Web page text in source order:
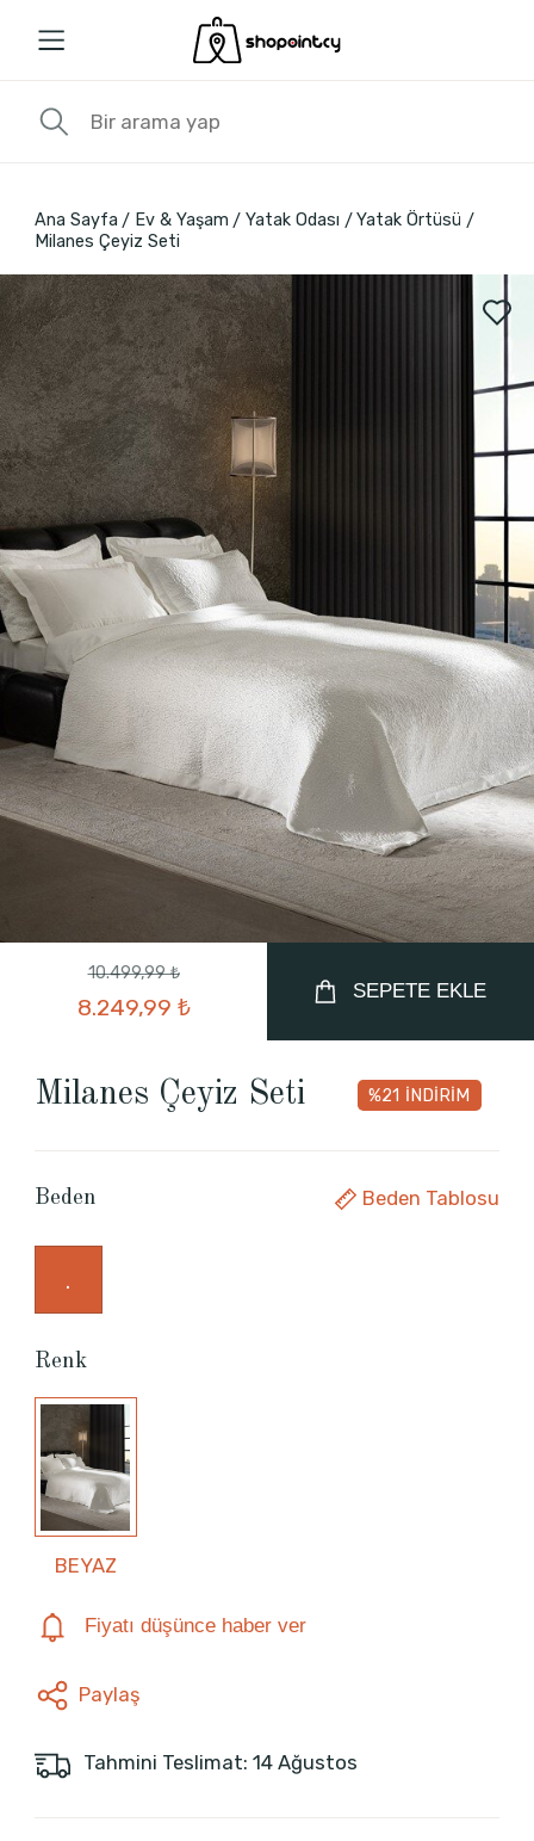
Ana Sayfa Ev & Yaşam Yatak Odası
Yatak Örtüsü
Milanes Çeyiz Seti
10.499,99 ₺
8.249,99 ₺
SEPETE EKLE
Milanes Çeyiz Seti %21 İNDİRİM
Beden Beden Tablosu
.
Renk
BEYAZ
Fiyatı düşünce haber ver
Paylaş
Tahmini Teslimat: 14 Ağustos